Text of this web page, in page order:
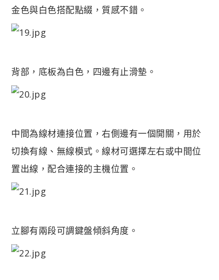
金色與白色搭配點綴，質感不錯。
背部，底板為白色，四邊有止滑墊。
中間為線材連接位置，右側邊有一個開關，用於
切換有線、無線模式。線材可選擇左右或中間位
置出線，配合連接的主機位置。
立腳有兩段可調鍵盤傾斜角度。